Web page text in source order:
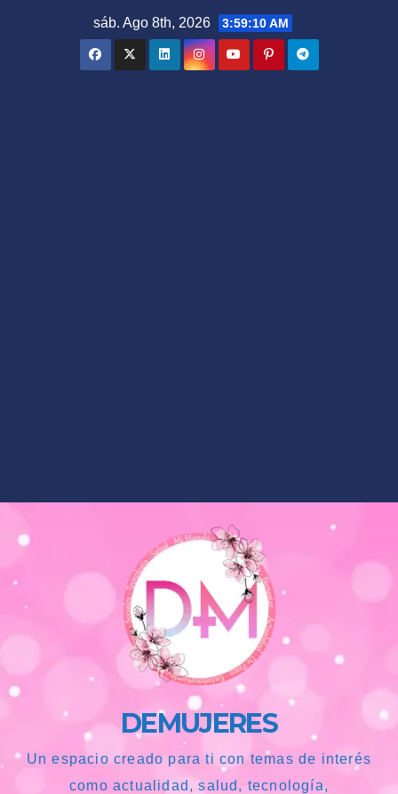
sáb. Ago 8th, 2026 3:59:11 AM
DEMUJERES
Un espacio creado para ti con temas de interés
como actualidad, salud, tecnología,